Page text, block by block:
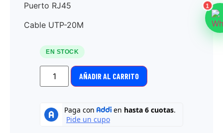
Puerto RJ45
Cable UTP-20M
EN STOCK
AÑADIR AL CARRITO
1